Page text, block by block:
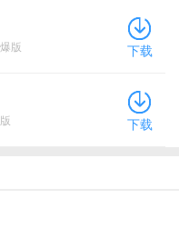
版 下载
下载